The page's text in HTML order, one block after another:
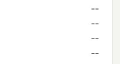
--
--
--
--